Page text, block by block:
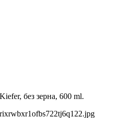
без зерна, 600 ml.